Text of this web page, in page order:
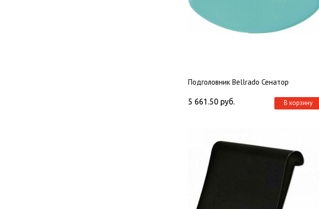
Подголовник Bellrado Сенатор
5 661.50 руб. В корзину